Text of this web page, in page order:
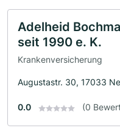
Adelheid
seit 1990 e. K.
Krankenversicherung
Augustastr. 30, 17033
0.0 (0